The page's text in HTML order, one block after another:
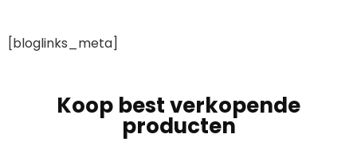
[bloglinks_meta]
Koop best verkopende
producten